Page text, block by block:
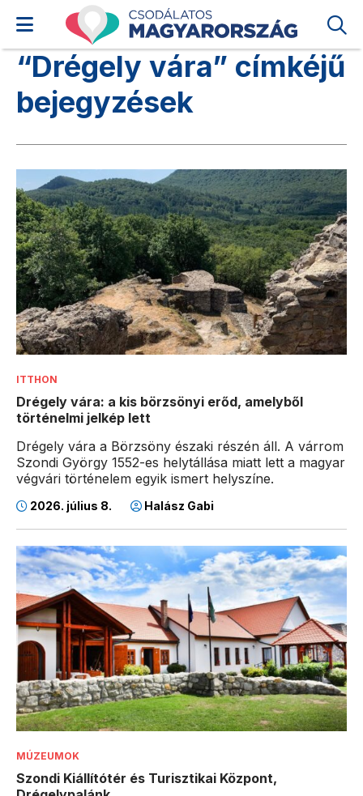
“Drégely vára” címkéjű
bejegyzések
ITTHON
Drégely vára: a kis börzsönyi erőd, amelyből
történelmi jelkép lett
Drégely vára a Börzsöny északi részén áll. A várrom
Szondi György 1552-es helytállása miatt lett a magyar
végvári történelem egyik ismert helyszíne.
2026. július 8. Halász Gabi
MÚZEUMOK
Szondi Kiállítótér és Turisztikai Központ,